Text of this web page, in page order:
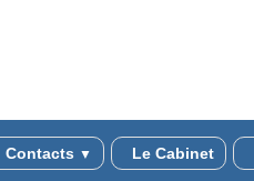
Contacts ▼ Le Cabinet